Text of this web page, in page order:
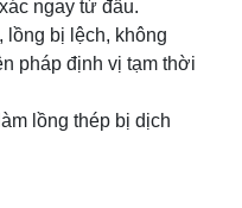
ngay từ đầu.
lồng bị lệch, không
pháp định vị tạm thời
lồng thép bị dịch